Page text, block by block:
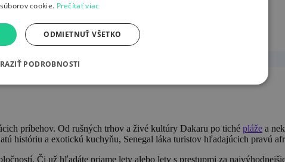
príbehov. Od rušných trhov a živé kultúry Dakaru po tiché pláže a
históriu a exotickú kuchyňu, Senegal láka turistov hľadajúcich pravú
Či už hľadáte priame lety alebo lety s prestupmi za
cookie. Prečítať viac
ODMIETNUŤ VŠETKO
PODROBNOSTI